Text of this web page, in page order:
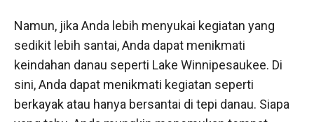
Namun, jika Anda lebih menyukai kegiatan yang
sedikit lebih santai, Anda dapat menikmati
keindahan danau seperti Lake Winnipesaukee. Di
sini, Anda dapat menikmati kegiatan seperti
berkayak atau hanya bersantai di tepi danau. Siapa